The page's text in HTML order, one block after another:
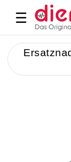
☰